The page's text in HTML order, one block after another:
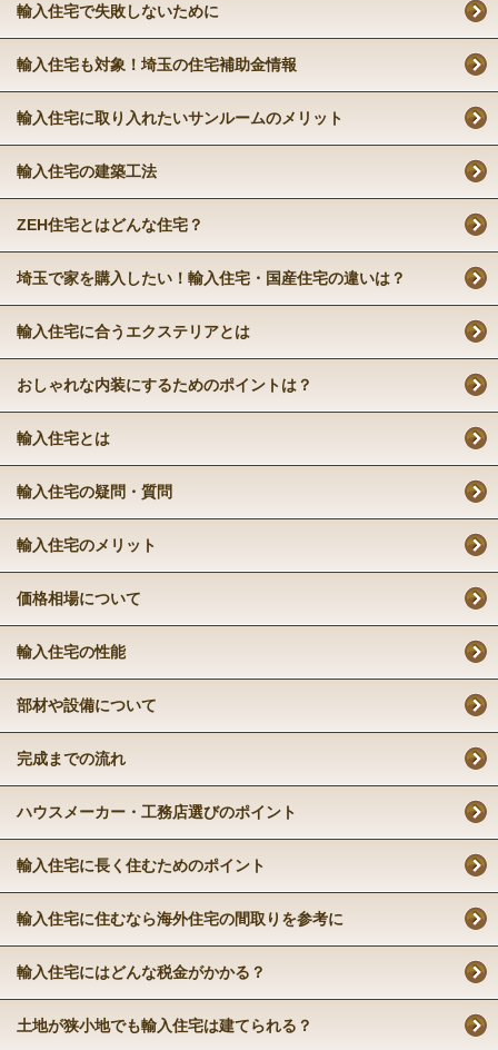
輸入住宅で失敗しないために
輸入住宅も対象！埼玉の住宅補助金情報
輸入住宅に取り入れたいサンルームのメリット
輸入住宅の建築工法
ZEH住宅とはどんな住宅？
埼玉で家を購入したい！輸入住宅・国産住宅の違いは？
輸入住宅に合うエクステリアとは
おしゃれな内装にするためのポイントは？
輸入住宅とは
輸入住宅の疑問・質問
輸入住宅のメリット
価格相場について
輸入住宅の性能
部材や設備について
完成までの流れ
ハウスメーカー・工務店選びのポイント
輸入住宅に長く住むためのポイント
輸入住宅に住むなら海外住宅の間取りを参考に
輸入住宅にはどんな税金がかかる？
土地が狭小地でも輸入住宅は建てられる？